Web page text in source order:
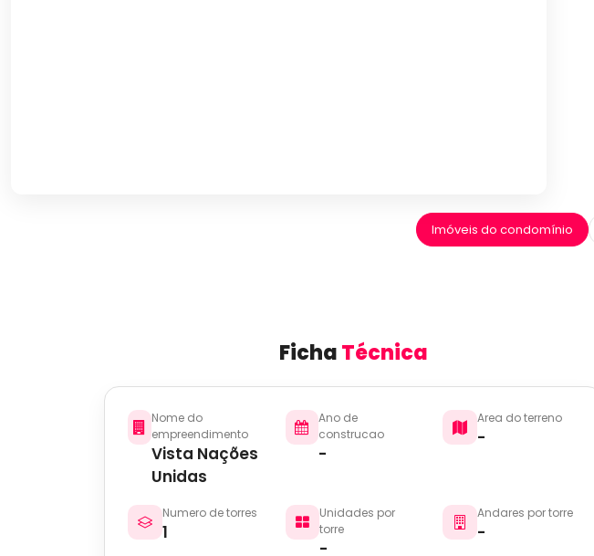
Imóveis do condomínio
FichaTécnica
Nome do
empreendimento
Vista Nações
Unidas
Ano de
construcao
-
Area do terreno
-
Numero de torres
1
Unidades por
torre
-
Andares por torre
-